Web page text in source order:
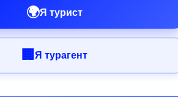
🌍Я турист
🏢 Я турагент